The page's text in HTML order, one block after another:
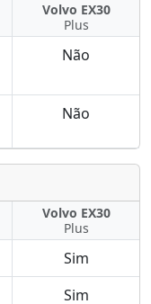
Volvo EX30
Plus
Não
Não
Volvo EX30
Plus
Sim
Sim